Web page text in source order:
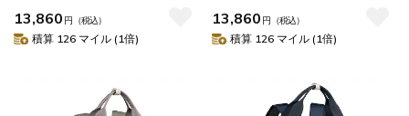
13,860 円 （税込）
積算 126 マイル (1倍)
13,860 円 （税込）
積算 126 マイル (1倍)